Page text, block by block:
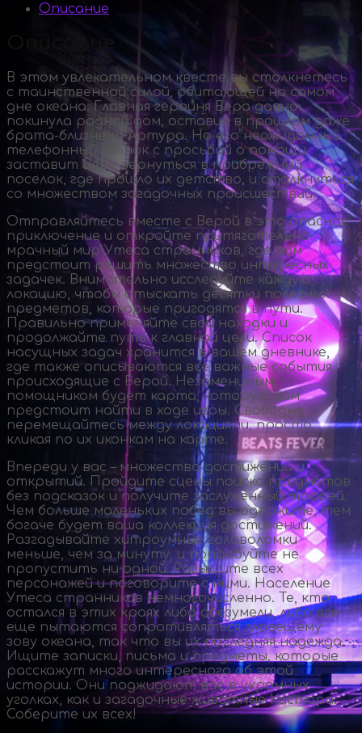
Описание
В этом увлекательном квесте вы столкнетесь
с таинственной силой, обитающей на самом
дне океана. Главная героиня Вера давно
покинула родной дом, оставив в прошлом даже
брата-близнецаАртура. Но его неожиданный
телефонный звонок с просьбой о помощи
заставит Веру вернуться в прибрежный
поселок, где прошло их детство, и столкнуться
со множеством загадочных происшествий.
Отправляйтесь вместе с Верой в это опасное
приключение и откройте притягательно
мрачный мир Утеса странников, где вам
предстоит решить множество интересных
задачек. Внимательно исследуйте каждую
локацию, чтобы отыскать десятки полезных
предметов, которые пригодятся в пути.
Правильно применяйте свои находки и
продолжайте путь к главной цели. Список
насущных задач хранится в вашем дневнике,
где также описываются все важные события,
происходящие с Верой. Незаменимым
помощником будет карта, которую вам
предстоит найти в ходе игры. Свободно
перемещайтесь между локациями, просто
кликая по их иконкам на карте.
Впереди у вас – множество достижений и
открытий. Пройдите сцены поиска предметов
без подсказок и получите заслуженный трофей.
Чем больше маленьких побед вы одержите, тем
богаче будет ваша коллекция достижений.
Разгадывайте хитроумные головоломки
меньше, чем за минуту, и попробуйте не
пропустить ни одной. Разыщите всех
персонажей и поговорите с ними. Население
Утеса странников немногочисленно. Те, кто
остался в этих краях либо обезумели, либо все
еще пытаются сопротивляться зловещему
зову океана, так что вы их последняя надежда.
Ищите записки, письма и предметы, которые
расскажут много интересного об этой
истории. Они поджидают вас в укромных
уголках, как и загадочные животные Кастора.
Соберите их всех!